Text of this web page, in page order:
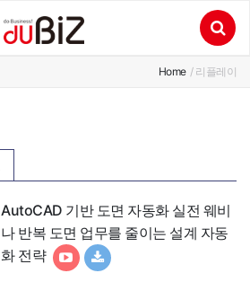
Home / 리플레이
AutoCAD 기반 도면 자동화 실전 웨비
나 반복 도면 업무를 줄이는 설계 자동
화 전략